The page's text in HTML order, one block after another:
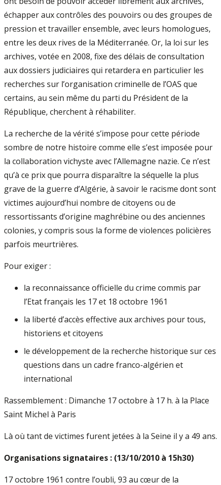
échapper aux contrôles des pouvoirs ou des groupes de
pression et travailler ensemble, avec leurs homologues,
entre les deux rives de la Méditerranée. Or, la loi sur les
archives, votée en 2008, fixe des délais de consultation
aux dossiers judiciaires qui retardera en particulier les
recherches sur l’organisation criminelle de l’OAS que
certains, au sein même du parti du Président de la
République, cherchent à réhabiliter.
La recherche de la vérité s’impose pour cette période
sombre de notre histoire comme elle s’est imposée pour
la collaboration vichyste avec l’Allemagne nazie. Ce n’est
qu’à ce prix que pourra disparaître la séquelle la plus
grave de la guerre d’Algérie, à savoir le racisme dont sont
victimes aujourd’hui nombre de citoyens ou de
ressortissants d’origine maghrébine ou des anciennes
colonies, y compris sous la forme de violences policières
parfois meurtrières.
Pour exiger :
la reconnaissance officielle du crime commis par
l’Etat français les 17 et 18 octobre 1961
la liberté d’accès effective aux archives pour tous,
historiens et citoyens
le développement de la recherche historique sur ces
questions dans un cadre franco-algérien et
international
Rassemblement : Dimanche 17 octobre à 17 h. à la Place
Saint Michel à Paris
Là où tant de victimes furent jetées à la Seine il y a 49 ans.
Organisations signataires : (13/10/2010 à 15h30)
17 octobre 1961 contre l’oubli, 93 au cœur de la